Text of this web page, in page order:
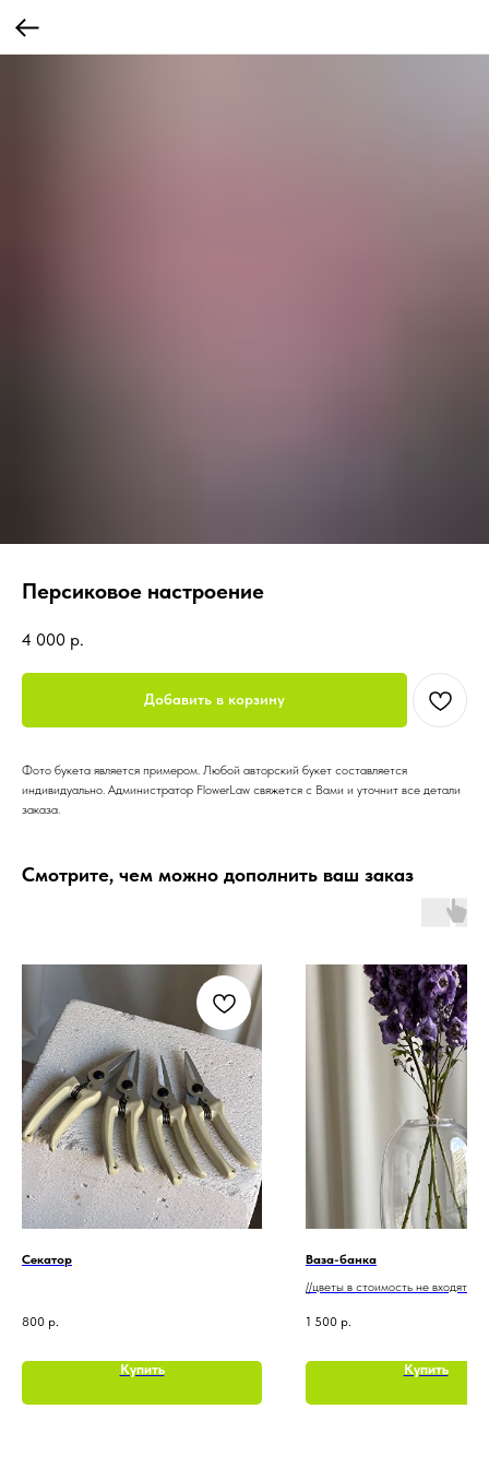
Персиковое настроение
4 000 р.
Добавить в корзину
Фото букета является примером. Любой авторский букет составляется
индивидуально. Администратор FlowerLaw свяжется с Вами и уточнит все детали
заказа.
Смотрите, чем можно дополнить ваш заказ
Секатор
800 р.
Купить
Ваза-банка
//цветы в стоимость не входят
1 500 р.
Купить